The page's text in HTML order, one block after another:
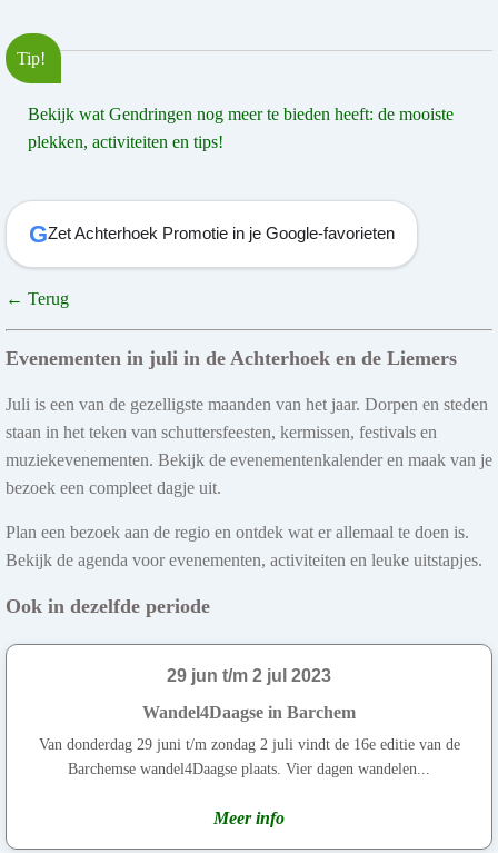
Tip!
Bekijk wat Gendringen nog meer te bieden heeft: de mooiste
plekken, activiteiten en tips!
GZet Achterhoek Promotie in je Google-favorieten
← Terug
Evenementen in juli in de Achterhoek en de Liemers
Juli is een van de gezelligste maanden van het jaar. Dorpen en steden
staan in het teken van schuttersfeesten, kermissen, festivals en
muziekevenementen. Bekijk de evenementenkalender en maak van je
bezoek een compleet dagje uit.
Plan een bezoek aan de regio en ontdek wat er allemaal te doen is.
Bekijk de agenda voor evenementen, activiteiten en leuke uitstapjes.
Ook in dezelfde periode
29 jun t/m 2 jul 2023
Wandel4Daagse in Barchem
Van donderdag 29 juni t/m zondag 2 juli vindt de 16e editie van de
Barchemse wandel4Daagse plaats. Vier dagen wandelen...
Meer info